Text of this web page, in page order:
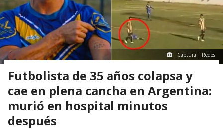
Captura | Redes
Futbolista de 35 años colapsa y
cae en plena cancha en Argentina:
murió en hospital minutos
después